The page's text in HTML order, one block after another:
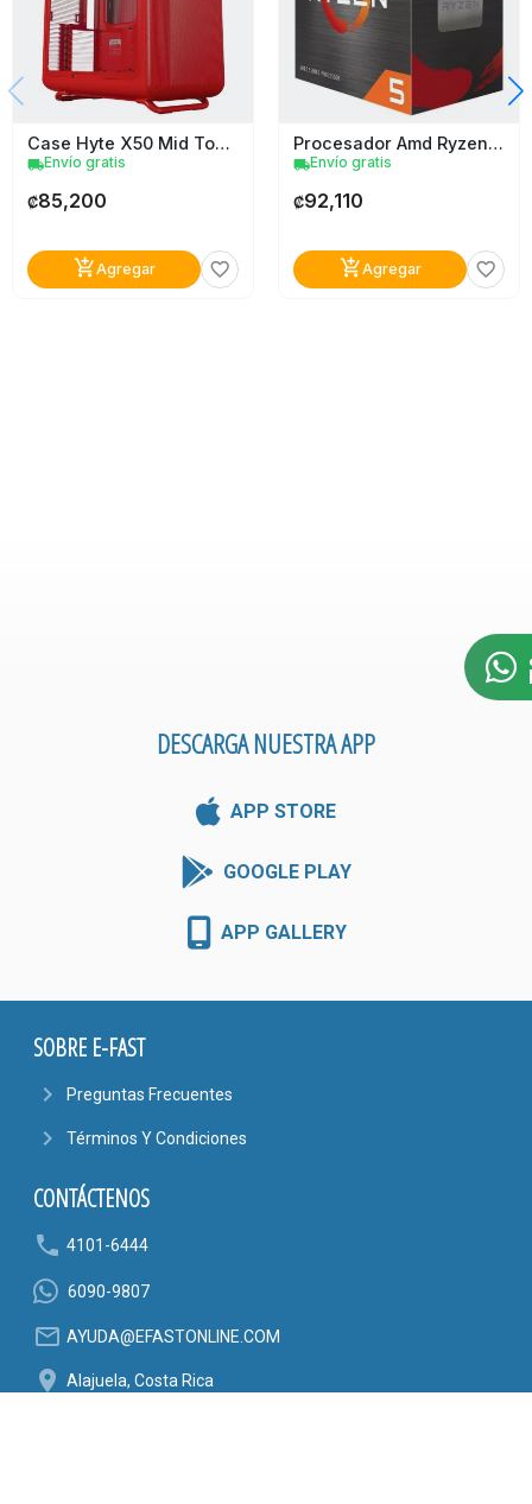
Case Hyte X50 Mid Tower
local_shippingEnvío gratis
₡85,200
add_shopping_cartAgregar favorite_border
Procesador Amd Ryzen 5 5600Gt
local_shippingEnvío gratis
₡92,110
add_shopping_cartAgregar favorite_border
DESCARGA NUESTRA APP
APP STORE
GOOGLE PLAY
APP GALLERY
SOBRE E-FAST
navigate_next Preguntas Frecuentes
navigate_next Términos Y Condiciones
CONTÁCTENOS
phone 4101-6444
6090-9807
mail_outline AYUDA@EFASTONLINE.COM
location_on Alajuela, Costa Rica